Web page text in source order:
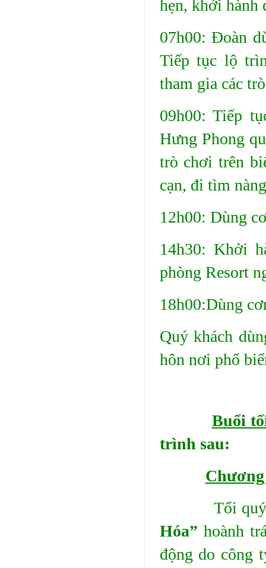
hẹn, khởi hành
07h00: Đoàn
Tiếp tục lộ
tham gia các
09h00: Tiếp
Hưng Phong
trò chơi trên
cạn, đi tìm
12h00: Dùng
14h30: Khởi
phòng Resort
18h00:Dùng
Quý khách
hôn nơi phố
Buổi
trình sau:
Tối quý
Hóa” hoành
động do công